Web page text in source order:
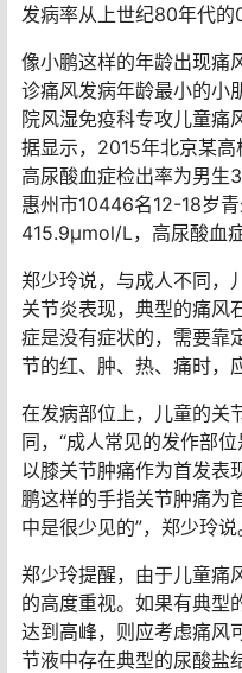
发病率从上世纪80年代的
像小鹏这样的年龄出现痛
诊痛风发病年龄最小的小
院风湿免疫科专攻儿童痛
据显示，2015年北京某高
高尿酸血症检出率为男生
惠州市10446名12-18岁
415.9μmol/L，高尿酸血
郑少玲说，与成人不同，
关节炎表现，典型的痛风
症是没有症状的，需要靠
节的红、肿、热、痛时，
在发病部位上，儿童的关
同，“成人常见的发作部
以膝关节肿痛作为首发表
鹏这样的手指关节肿痛为
中是很少见的”，郑少玲说
郑少玲提醒，由于儿童痛
的高度重视。如果有典型
达到高峰，则应考虑痛风
节液中存在典型的尿酸盐